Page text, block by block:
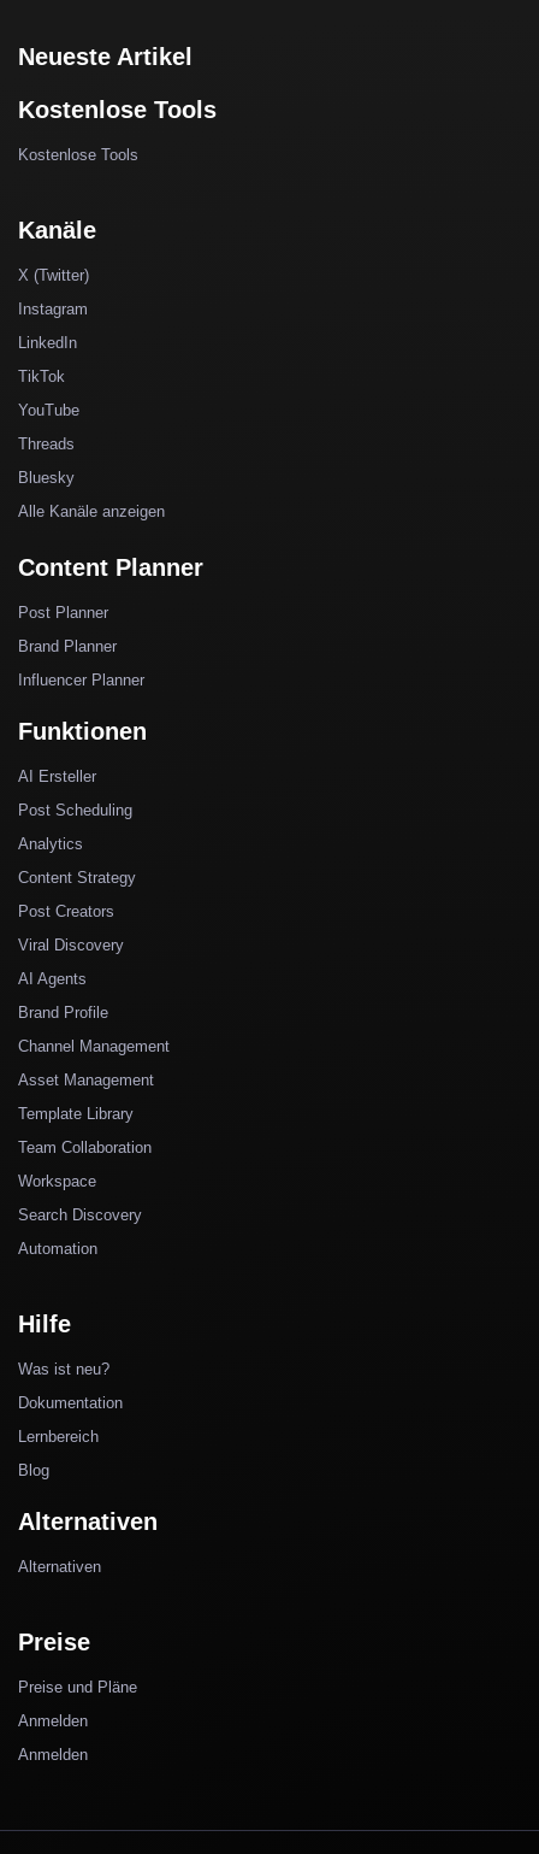
Neueste Artikel
Kostenlose Tools
Kostenlose Tools
Kanäle
X (Twitter)
Instagram
LinkedIn
TikTok
YouTube
Threads
Bluesky
Alle Kanäle anzeigen
Content Planner
Post Planner
Brand Planner
Influencer Planner
Funktionen
AI Ersteller
Post Scheduling
Analytics
Content Strategy
Post Creators
Viral Discovery
AI Agents
Brand Profile
Channel Management
Asset Management
Template Library
Team Collaboration
Workspace
Search Discovery
Automation
Hilfe
Was ist neu?
Dokumentation
Lernbereich
Blog
Alternativen
Alternativen
Preise
Preise und Pläne
Anmelden
Anmelden